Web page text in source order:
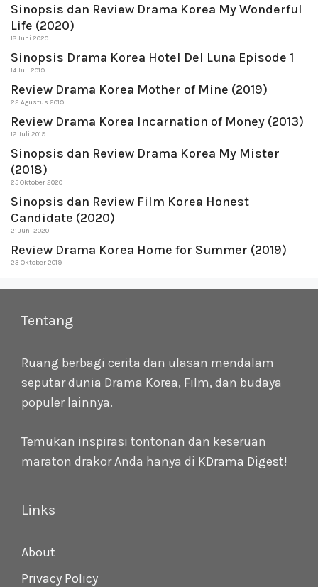
Sinopsis dan Review Drama Korea My Wonderful
Life (2020)
18 Juni 2020
Sinopsis Drama Korea Hotel Del Luna Episode 1
14 Juli 2019
Review Drama Korea Mother of Mine (2019)
22 Agustus 2019
Review Drama Korea Incarnation of Money (2013)
12 Juli 2019
Sinopsis dan Review Drama Korea My Mister
(2018)
25 Oktober 2020
Sinopsis dan Review Film Korea Honest
Candidate (2020)
21 Juni 2020
Review Drama Korea Home for Summer (2019)
23 Oktober 2019
Tentang
Ruang berbagi cerita dan ulasan mendalam
seputar dunia Drama Korea, Film, dan budaya
populer lainnya.
Temukan inspirasi tontonan dan keseruan
maraton drakor Anda hanya di KDrama Digest!
Links
About
Privacy Policy